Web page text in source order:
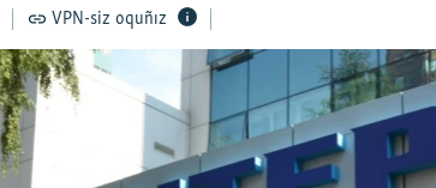
VPN-siz oquñız